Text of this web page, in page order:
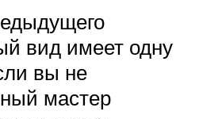
вид имеет одну
вы не
мастер